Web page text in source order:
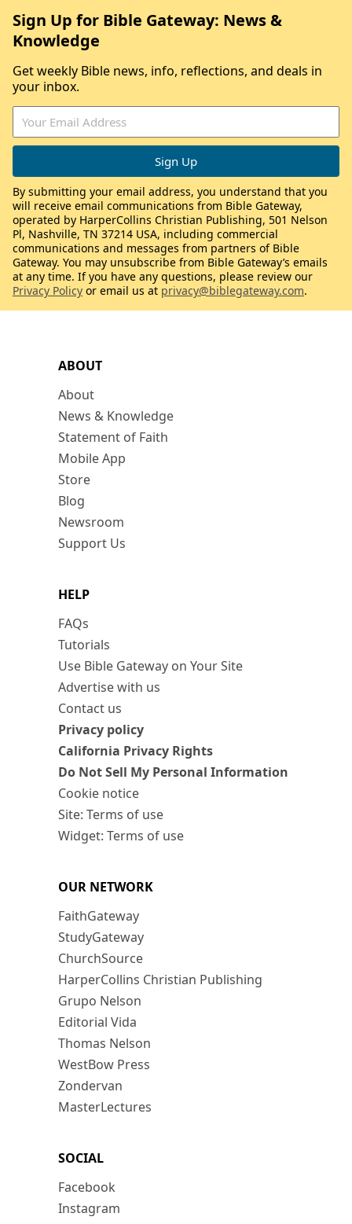
ABOUT
About
News & Knowledge
Statement of Faith
Mobile App
Store
Blog
Newsroom
Support Us
HELP
FAQs
Tutorials
Use Bible Gateway on Your Site
Advertise with us
Contact us
Privacy policy
California Privacy Rights
Do Not Sell My Personal Information
Cookie notice
Site: Terms of use
Widget: Terms of use
OUR NETWORK
FaithGateway
StudyGateway
ChurchSource
HarperCollins Christian Publishing
Grupo Nelson
Editorial Vida
Thomas Nelson
WestBow Press
Zondervan
MasterLectures
SOCIAL
Facebook
Instagram
Sign Up for Bible Gateway: News &
Knowledge
Get weekly Bible news, info, reflections, and deals in
your inbox.
By submitting your email address, you understand that you
will receive email communications from Bible Gateway,
operated by HarperCollins Christian Publishing, 501 Nelson
Pl, Nashville, TN 37214 USA, including commercial
communications and messages from partners of Bible
Gateway. You may unsubscribe from Bible Gateway’s emails
at any time. If you have any questions, please review our
Privacy Policy or email us at privacy@biblegateway.com.